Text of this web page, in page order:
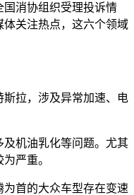
国消协组织受理投诉情
关注热点，这六个领域
拉，涉及异常加速、电
机油乳化等问题。尤其
严重。
为首的大众车型存在变速